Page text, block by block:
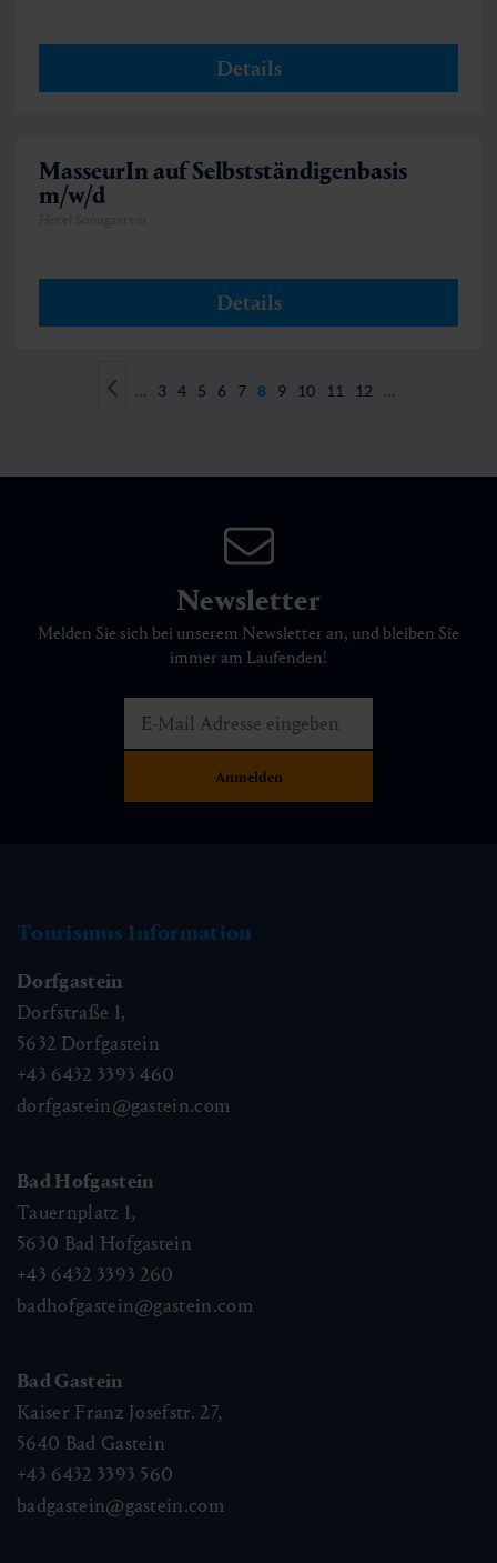
Details
MasseurIn auf Selbstständigenbasis
m/w/d
Details
… 3 4 5 6 7 8 9 10 11 12 …
Newsletter
Melden Sie sich bei unserem Newsletter an, und bleiben Sie
immer am Laufenden!
Tourismus Information
Dorfgastein
Dorfstraße 1,
5632 Dorfgastein
+43 6432 3393 460
dorfgastein@gastein.com
Bad Hofgastein
Tauernplatz 1,
5630 Bad Hofgastein
+43 6432 3393 260
badhofgastein@gastein.com
Bad Gastein
Kaiser Franz Josefstr. 27,
5640 Bad Gastein
+43 6432 3393 560
badgastein@gastein.com